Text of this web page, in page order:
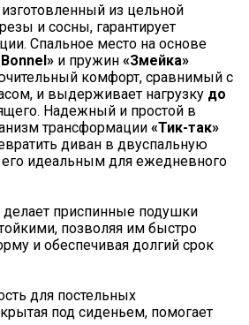
изготовленный из цельной
и сосны, гарантирует
Спальное место на основе
и пружин «Змейка»
комфорт, сравнимый с
и выдерживает нагрузку до
Надежный и простой в
трансформации «Тик-так»
диван в двуспальную
его идеальным для ежедневного
делает приспинные подушки
позволяя им быстро
и обеспечивая долгий срок
для постельных
под сиденьем, помогает